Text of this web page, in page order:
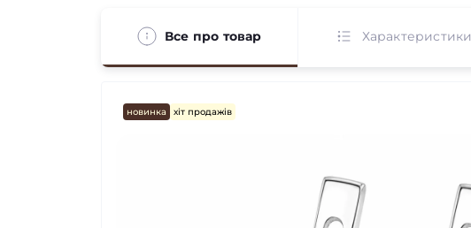
Все про товар Характеристики
новинка хіт продажів